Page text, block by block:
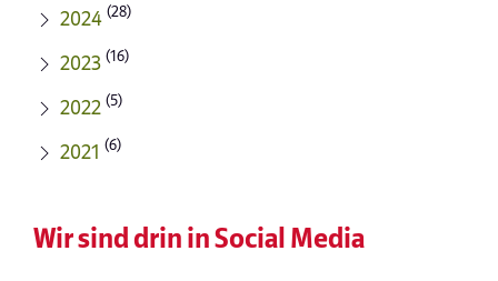
2024 (28)
2023 (16)
2022 (5)
2021 (6)
Wir sind drin in Social Media